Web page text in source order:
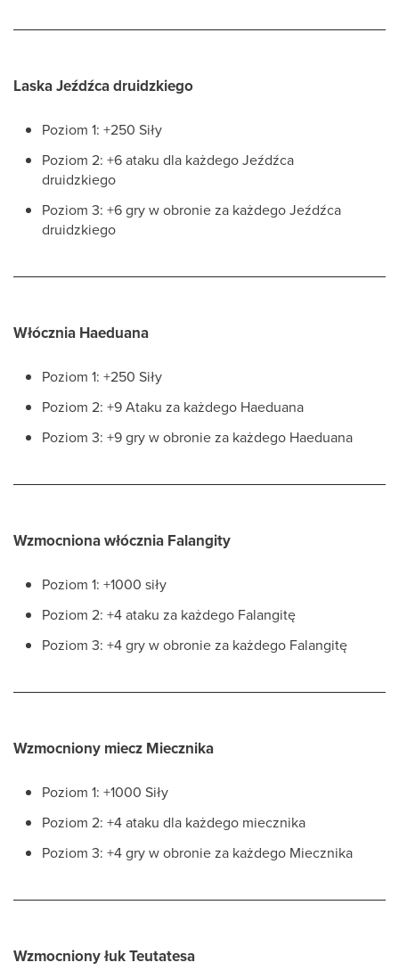
Laska Jeźdźca druidzkiego
Poziom 1: +250 Siły
Poziom 2: +6 ataku dla każdego Jeźdźca
druidzkiego
Poziom 3: +6 gry w obronie za każdego Jeźdźca
druidzkiego
Włócznia Haeduana
Poziom 1: +250 Siły
Poziom 2: +9 Ataku za każdego Haeduana
Poziom 3: +9 gry w obronie za każdego Haeduana
Wzmocniona włócznia Falangity
Poziom 1: +1000 siły
Poziom 2: +4 ataku za każdego Falangitę
Poziom 3: +4 gry w obronie za każdego Falangitę
Wzmocniony miecz Miecznika
Poziom 1: +1000 Siły
Poziom 2: +4 ataku dla każdego miecznika
Poziom 3: +4 gry w obronie za każdego Miecznika
Wzmocniony łuk Teutatesa